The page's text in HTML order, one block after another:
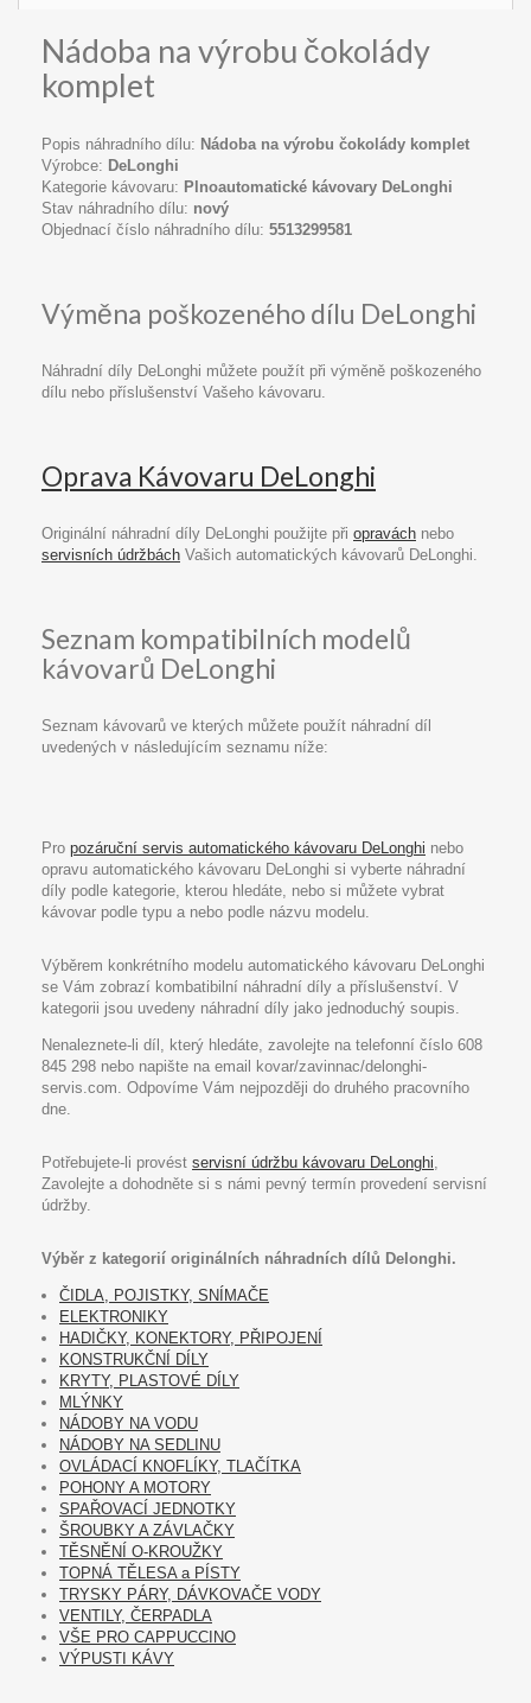
Nádoba na výrobu čokolády
komplet
Popis náhradního dílu: Nádoba na výrobu čokolády komplet
Výrobce: DeLonghi
Kategorie kávovaru: Plnoautomatické kávovary DeLonghi
Stav náhradního dílu: nový
Objednací číslo náhradního dílu: 5513299581
Výměna poškozeného dílu DeLonghi
Náhradní díly DeLonghi můžete použít při výměně poškozeného
dílu nebo příslušenství Vašeho kávovaru.
Oprava Kávovaru DeLonghi
Originální náhradní díly DeLonghi použijte při opravách nebo
servisních údržbách Vašich automatických kávovarů DeLonghi.
Seznam kompatibilních modelů
kávovarů DeLonghi
Seznam kávovarů ve kterých můžete použít náhradní díl
uvedených v následujícím seznamu níže:
Pro pozáruční servis automatického kávovaru DeLonghi nebo
opravu automatického kávovaru DeLonghi si vyberte náhradní
díly podle kategorie, kterou hledáte, nebo si můžete vybrat
kávovar podle typu a nebo podle názvu modelu.
Výběrem konkrétního modelu automatického kávovaru DeLonghi
se Vám zobrazí kombatibilní náhradní díly a příslušenství. V
kategorii jsou uvedeny náhradní díly jako jednoduchý soupis.
Nenaleznete-li díl, který hledáte, zavolejte na telefonní číslo 608
845 298 nebo napište na email kovar/zavinnac/delonghi-
servis.com. Odpovíme Vám nejpozději do druhého pracovního
dne.
Potřebujete-li provést servisní údržbu kávovaru DeLonghi,
Zavolejte a dohodněte si s námi pevný termín provedení servisní
údržby.
Výběr z kategorií originálních náhradních dílů Delonghi.
ČIDLA, POJISTKY, SNÍMAČE
ELEKTRONIKY
HADIČKY, KONEKTORY, PŘIPOJENÍ
KONSTRUKČNÍ DÍLY
KRYTY, PLASTOVÉ DÍLY
MLÝNKY
NÁDOBY NA VODU
NÁDOBY NA SEDLINU
OVLÁDACÍ KNOFLÍKY, TLAČÍTKA
POHONY A MOTORY
SPAŘOVACÍ JEDNOTKY
ŠROUBKY A ZÁVLAČKY
TĚSNĚNÍ O-KROUŽKY
TOPNÁ TĚLESA a PÍSTY
TRYSKY PÁRY, DÁVKOVAČE VODY
VENTILY, ČERPADLA
VŠE PRO CAPPUCCINO
VÝPUSTI KÁVY